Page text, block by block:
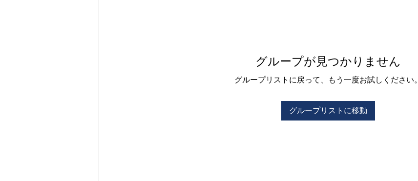
グループが見つかりません
グループリストに戻って、もう一度お試しください。
グループリストに移動